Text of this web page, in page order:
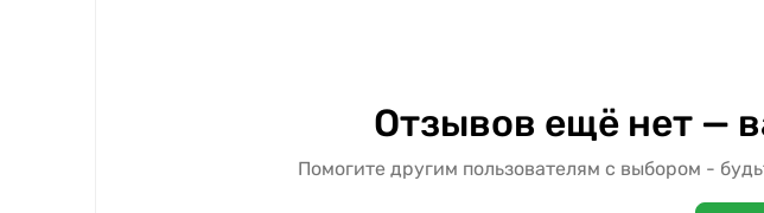
Отзывов ещё нет —
Помогите другим пользователям с выбором -